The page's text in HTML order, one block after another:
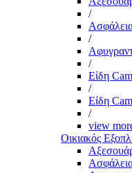
/
/
/
Είδη
/
Είδη
/
view
Οικιακός